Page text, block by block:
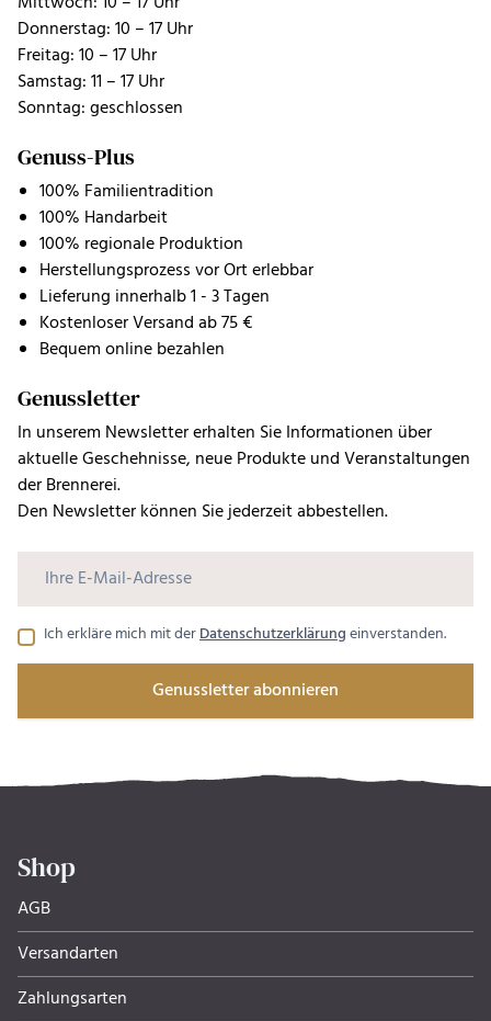
Donnerstag: 10 – 17 Uhr
Freitag: 10 – 17 Uhr
Samstag: 11 – 17 Uhr
Sonntag: geschlossen
Genuss-Plus
100% Familientradition
100% Handarbeit
100% regionale Produktion
Herstellungsprozess vor Ort erlebbar
Lieferung innerhalb 1 - 3 Tagen
Kostenloser Versand ab 75 €
Bequem online bezahlen
Genussletter
In unserem Newsletter erhalten Sie Informationen über
aktuelle Geschehnisse, neue Produkte und Veranstaltungen
der Brennerei.
Den Newsletter können Sie jederzeit abbestellen.
Ich erkläre mich mit derDatenschutzerklärungeinverstanden.
Genussletter abonnieren
Shop
AGB
Versandarten
Zahlungsarten